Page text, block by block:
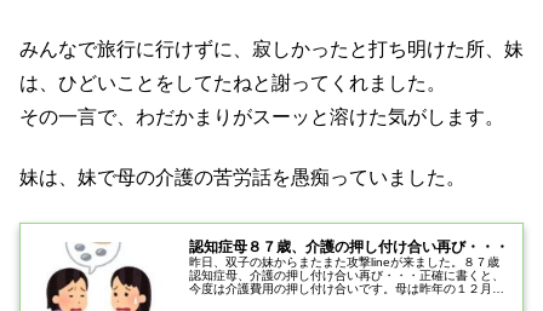
みんなで旅行に行けずに、寂しかったと打ち明けた所、妹
は、ひどいことをしてたねと謝ってくれました。
その一言で、わだかまりがスーッと溶けた気がします。
妹は、妹で母の介護の苦労話を愚痴っていました。
認知症母８７歳、介護の押し付け合い再び・・・
昨日、双子の妹からまたまた攻撃lineが来ました。８７歳
認知症母、介護の押し付け合い再び・・・正確に書くと、
今度は介護費用の押し付け合いです。母は昨年の１２月初